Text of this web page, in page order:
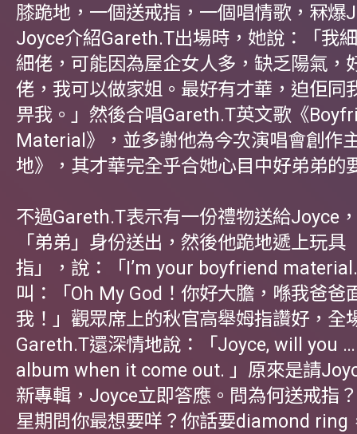
膝跪地，一個送戒指，一個唱情歌，冧爆
Joyce介紹Gareth.T出場時，她說：「我
細佬，可能因為屋企女人多，缺乏陽氣，
佬，我可以做家姐。最好有才華，迫佢同
畀我。」然後合唱Gareth.T英文歌《
Material》，並多謝他為今次演唱會創作
地》，其才華完全乎合她心目中好弟弟的
不過Gareth.T表示有一份禮物送給Joyce
「弟弟」身份送出，然後他跪地遞上玩具
指」，說：「I’m your boyfriend
叫：「Oh My God！你好大膽，喺我爸爸
我！」觀眾席上的秋官高舉姆指讚好，全
Gareth.T還深情地說：「Joyce, will you
album when it come out. 」原來是請
新專輯，Joyce立即答應。問為何送戒指
星期問你最想要咩？你話要diamond ring